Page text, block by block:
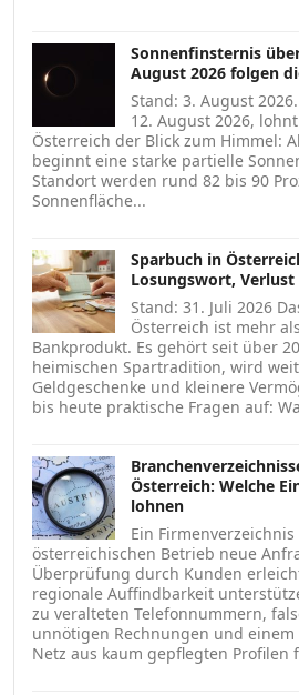
Sonnenfinsternis
August 2026 folgen
Stand: 3. August
12. August 2026,
Österreich der Blick zum Himmel:
beginnt eine starke partielle
Standort werden rund 82 bis 90
Sonnenfläche...
Sparbuch in
Losungswort,
Stand: 31. Juli 2026
Österreich ist mehr
Bankprodukt. Es gehört seit über
heimischen Spartradition, wird
Geldgeschenke und kleinere
bis heute praktische Fragen auf:
Österreich: Welche
lohnen
Ein
österreichischen Betrieb neue
Überprüfung durch Kunden
regionale Auffindbarkeit
zu veralteten Telefonnummern,
unnötigen Rechnungen und
Netz aus kaum gepflegten Profilen